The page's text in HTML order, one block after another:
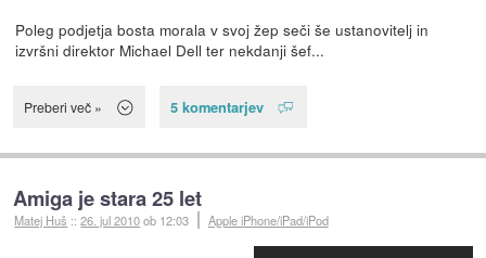
Poleg podjetja bosta morala v svoj žep seči še ustanovitelj in
izvršni direktor Michael Dell ter nekdanji šef...
Preberi več » 5 komentarjev
Amiga je stara 25 let
Matej Huš ::26. jul 2010ob 12:03 Apple iPhone/iPad/iPod